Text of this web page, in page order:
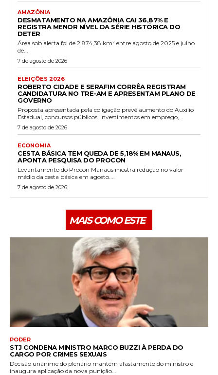
AMAZÔNIA
DESMATAMENTO NA AMAZÔNIA CAI 36,87% E
REGISTRA MENOR NÍVEL DA SÉRIE HISTÓRICA DO
DETER
Área sob alerta foi de 2.874,38 km² entre agosto de 2025 e julho
de...
7 de agosto de 2026
ELEIÇÕES 2026
ROBERTO CIDADE E SERAFIM CORRÊA REGISTRAM
CANDIDATURA NO TRE-AM E APRESENTAM PLANO DE
GOVERNO
Proposta apresentada pela coligação prevê aumento do Auxílio
Estadual, concursos públicos, investimentos em emprego,...
7 de agosto de 2026
ECONOMIA
CESTA BÁSICA TEM QUEDA DE 5,18% EM MANAUS,
APONTA PESQUISA DO PROCON
Levantamento do Procon Manaus mostra redução no valor
médio da cesta básica em agosto....
7 de agosto de 2026
MAIS COMO ESTE
PODER
STJ CONDENA MINISTRO MARCO BUZZI À PERDA DO
CARGO POR CRIMES SEXUAIS
Decisão unânime do plenário mantém afastamento do ministro e
inaugura aplicação da nova punição...